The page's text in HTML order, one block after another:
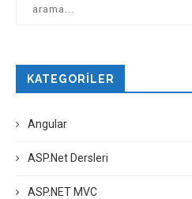
KATEGORILER
Angular
ASP.Net Dersleri
ASP.NET MVC